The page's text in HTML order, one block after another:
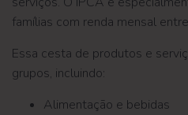
famílias com renda mensal
Essa cesta de produtos e
grupos, incluindo:
Alimentação e bebidas